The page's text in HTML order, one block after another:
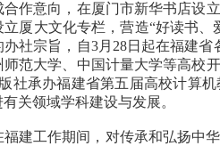
合作意向，在厦门市新华书店设
厦大文化专栏，营造“好读书
社宗旨，自3月28日起在福建
范大学、中国计量大学等高校
社承办福建省第五届高校计算
关领域学科建设与发展。
福建工作期间，对传承和弘扬中